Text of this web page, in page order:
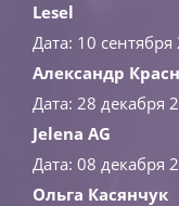
Lesel
Дата: 10 сентября
Александр
Дата: 28 декабря
Jelena AG
Дата: 08 декабря
Ольга Касянчук